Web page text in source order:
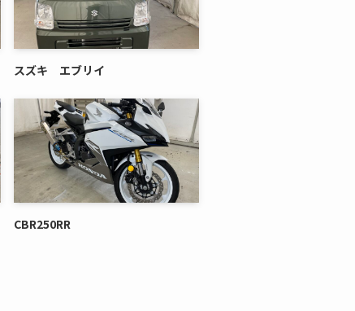
スズキ エブリイ
CBR250RR